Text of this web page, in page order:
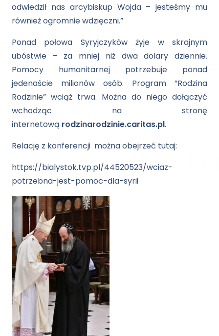
odwiedził nas arcybiskup Wojda – jesteśmy mu
również ogromnie wdzięczni.”
Ponad połowa Syryjczyków żyje w skrajnym
ubóstwie – za mniej niż dwa dolary dziennie.
Pomocy humanitarnej potrzebuje ponad
jedenaście milionów osób. Program ”Rodzina
Rodzinie” wciąż trwa. Można do niego dołączyć
wchodząc na stronę
internetową rodzinarodzinie.caritas.pl.
Relację z konferencji można obejrzeć tutaj:
https://bialystok.tvp.pl/44520523/wciaz-
potrzebna-jest-pomoc-dla-syrii